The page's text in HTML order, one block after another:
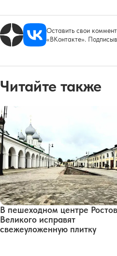
Оставить свои
«ВКонтакте».
Читайте также
В пешеходном центре
Великого исправят
свежеуложенную плитку